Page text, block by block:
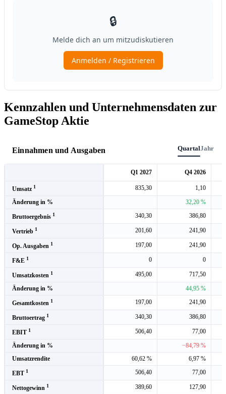
Kennzahlen und Unternehmensdaten zur
GameStop Aktie
Einnahmen und Ausgaben QuartalJahr
Q1 2027 Q4 2026
Umsatz 1 835,30
1,10
Änderung in %
32,20 %
Bruttoergebnis 1 340,30 386,80
Vertrieb 1 201,60 241,90
Op. Ausgaben 1 197,00 241,90
F&E 1 0 0
Umsatzkosten 1 495,00
717,50
Änderung in %
44,95 %
Gesamtkosten 1 197,00 241,90
Bruttoertrag 1 340,30 386,80
EBIT 1 506,40
77,00
Änderung in %
−84,79 %
Umsatzrendite
60,62 % 6,97 %
EBT 1 506,40 77,00
Nettogewinn 1 389,60
127,90